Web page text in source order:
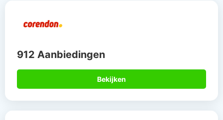
912 Aanbiedingen
Bekijken